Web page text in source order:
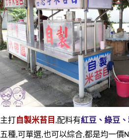
主打 自製米苔目 ,配料有紅豆、綠豆
五種,可單選,也可以綜合,都是均一價